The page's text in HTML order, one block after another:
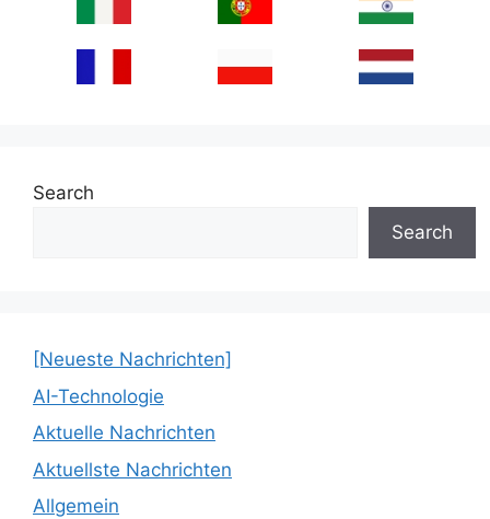
Search
Search
[Neueste Nachrichten]
AI-Technologie
Aktuelle Nachrichten
Aktuellste Nachrichten
Allgemein